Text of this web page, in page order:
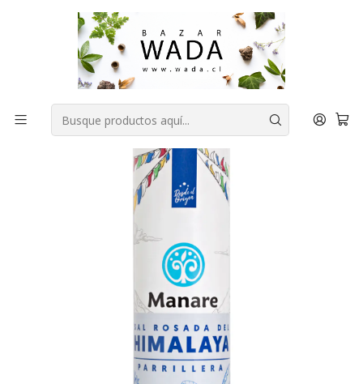
COMPRA FÁCIL, RAPIDA Y 100% SEGURA
Inicio DESPENSA Condimentos y especias
SAL ROSADA DEL HIMALAYA PARRILLERA 350GR